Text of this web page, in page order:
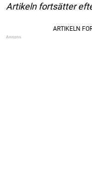
Artikeln fortsätter